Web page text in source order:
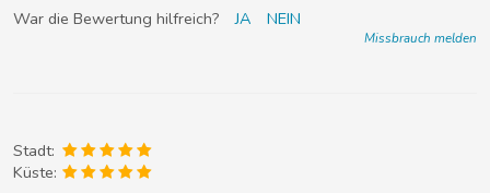
War die Bewertung hilfreich? JA NEIN
Missbrauch melden
Stadt:
Küste: